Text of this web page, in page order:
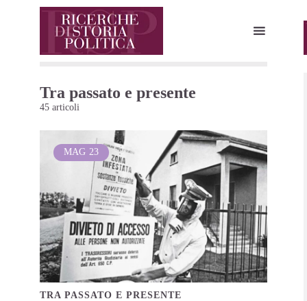
Tra passato e presente
45 articoli
MAG 23
TRA PASSATO E PRESENTE